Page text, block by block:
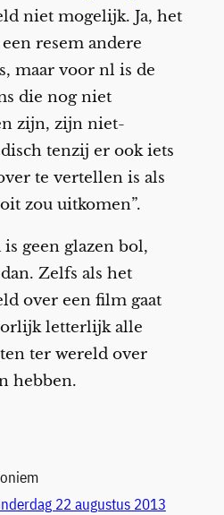
niet mogelijk. Ja, het
resem andere
maar voor nl is de
die nog niet
zijn, zijn niet-
tenzij er ook iets
te vertellen is als
zou uitkomen”.
geen glazen bol,
Zelfs als het
over een film gaat
letterlijk alle
ter wereld over
hebben.
22 augustus 2013